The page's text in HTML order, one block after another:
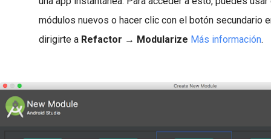
módulos nuevos o hacer clic con el botón secundario
dirigirte a Refactor → Modularize Más información.